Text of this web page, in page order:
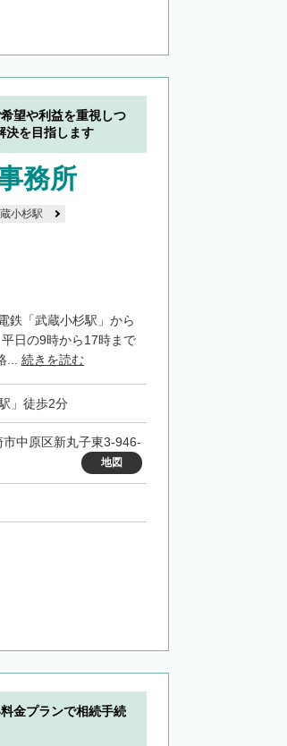
望や利益を重視しつ
決を目指します
務所
小杉駅
鉄「武蔵小杉駅」から
日の9時から17時まで
... 続きを読む
」徒歩2分
中原区新丸子東3-946-
地図
金プランで相続手続